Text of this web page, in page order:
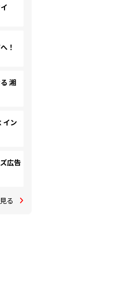
！
湘
イン
広告
る